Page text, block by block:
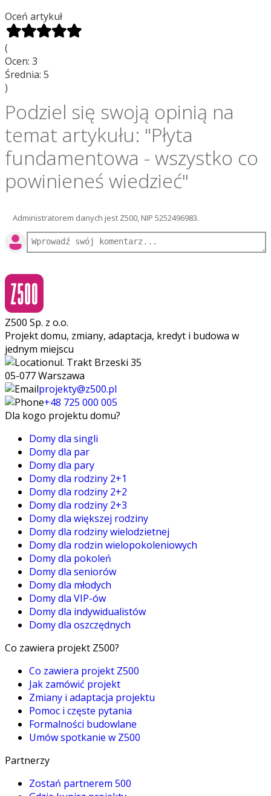
Oceń artykuł
(
Ocen: 3
Średnia: 5
)
Podziel się swoją opinią na
temat artykułu: "Płyta
fundamentowa - wszystko co
powinieneś wiedzieć"
Administratorem danych jest Z500, NIP 5252496983.
Z500 Sp. z o.o.
Projekt domu, zmiany, adaptacja, kredyt i budowa w
jednym miejscu
ul. Trakt Brzeski 35
05-077 Warszawa
projekty@z500.pl
+48 725 000 005
Dla kogo projektu domu?
Domy dla singli
Domy dla par
Domy dla pary
Domy dla rodziny 2+1
Domy dla rodziny 2+2
Domy dla rodziny 2+3
Domy dla większej rodziny
Domy dla rodziny wielodzietnej
Domy dla rodzin wielopokoleniowych
Domy dla pokoleń
Domy dla seniorów
Domy dla młodych
Domy dla VIP-ów
Domy dla indywidualistów
Domy dla oszczędnych
Co zawiera projekt Z500?
Co zawiera projekt Z500
Jak zamówić projekt
Zmiany i adaptacja projektu
Pomoc i częste pytania
Formalności budowlane
Umów spotkanie w Z500
Partnerzy
Zostań partnerem 500